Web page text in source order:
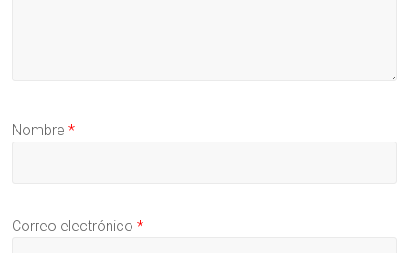
Nombre*
Correo electrónico*